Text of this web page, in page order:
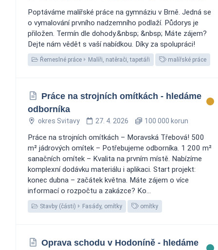
Poptáváme malířské práce na gymnáziu v Brně. Jedná se
o vymalování prvního nadzemního podlaží. Půdorys je
přiložen. Termín dle dohody.&nbsp; &nbsp; Máte zájem?
Dejte nám vědět s vaší nabídkou. Díky za spolupráci!
Řemeslné práce Malíři, natěrači, tapetáři malířské práce
Práce na strojních omítkách - hledáme
odborníka
okres Svitavy 27. 4. 2026 100 000 korun
Práce na strojních omítkách – Moravská Třebová! 500
m² jádrových omítek – Potřebujeme odborníka. 1 200 m²
sanačních omítek – Kvalita na prvním místě. Nabízíme
komplexní dodávku materiálu i aplikaci. Start projekt:
konec dubna – začátek května. Máte zájem o více
informací o rozpočtu a zakázce? Ko...
Stavby (části) Fasády, omítky omítky
Oprava schodu v Hodoníně - hledáme